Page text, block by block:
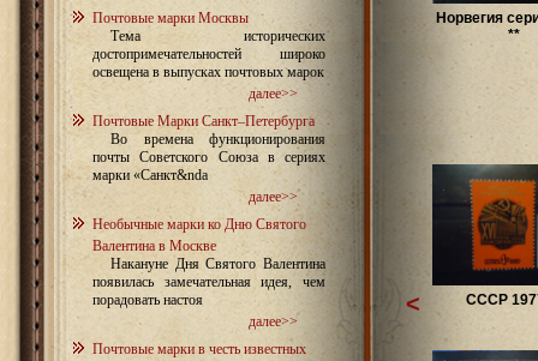
Почтовые марки Москвы
Тема исторических
достопримечательностей широко
освещена в выпусках почтовых марок
далее>>
Почтовые Марки Санкт–Петербурга
Во времена функционирования
почты Советского Союза в сериях
марки «Санкт&nda
далее>>
Необычные марки ко Дню Святого
Валентина в Москве
Накануне Дня Святого Валентина
появилась замечательная идея, чем
порадовать настоя
далее>>
Почтовые марки в честь известных
Норвегия
**
СССР
<